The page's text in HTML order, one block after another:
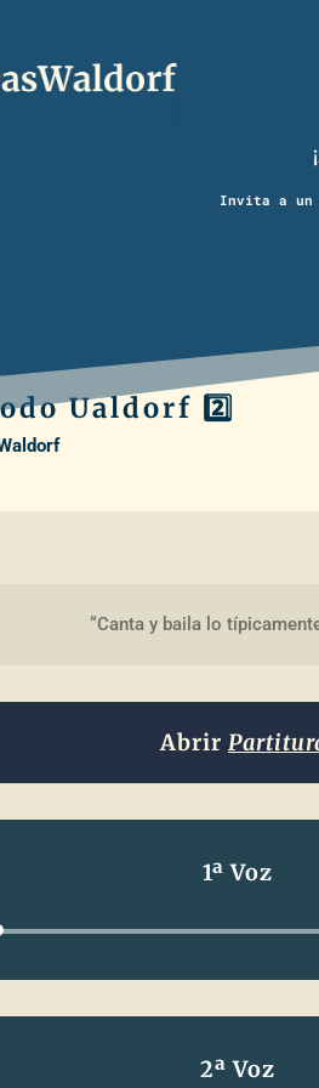
Invita a un
Ualdorf 2️⃣
“Canta y baila lo
Abrir
1ª Voz
2ª Voz